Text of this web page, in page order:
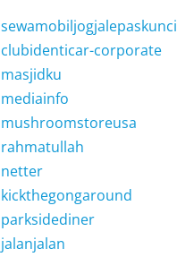
sewamobiljogjalepaskunci
clubidenticar-corporate
masjidku
mediainfo
mushroomstoreusa
rahmatullah
netter
kickthegongaround
parksidediner
jalanjalan